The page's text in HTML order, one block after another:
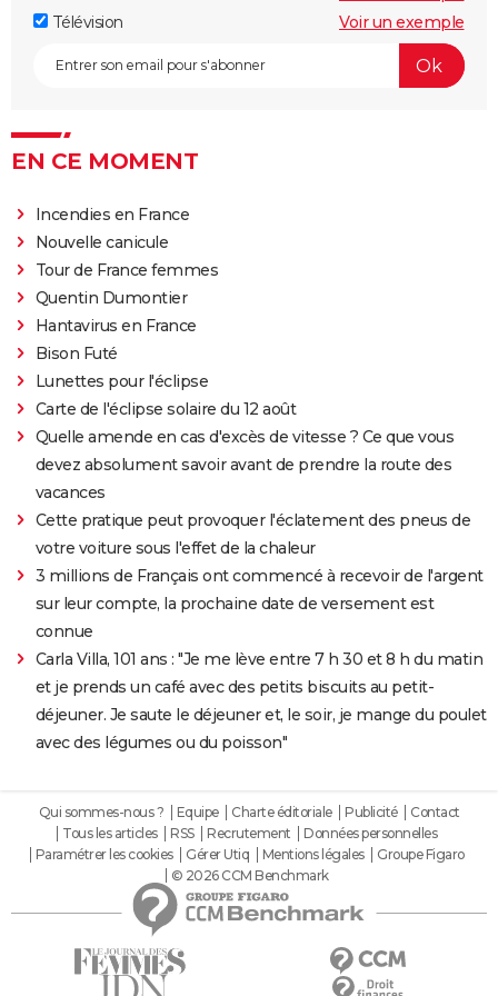
Télévision
Voir un exemple
EN CE MOMENT
Incendies en France
Nouvelle canicule
Tour de France femmes
Quentin Dumontier
Hantavirus en France
Bison Futé
Lunettes pour l'éclipse
Carte de l'éclipse solaire du 12 août
Quelle amende en cas d'excès de vitesse ? Ce que vous
devez absolument savoir avant de prendre la route des
vacances
Cette pratique peut provoquer l'éclatement des pneus de
votre voiture sous l'effet de la chaleur
3 millions de Français ont commencé à recevoir de l'argent
sur leur compte, la prochaine date de versement est
connue
Carla Villa, 101 ans : "Je me lève entre 7 h 30 et 8 h du matin
et je prends un café avec des petits biscuits au petit-
déjeuner. Je saute le déjeuner et, le soir, je mange du poulet
avec des légumes ou du poisson"
Qui sommes-nous ? Equipe Charte éditoriale Publicité
Contact
Tous les articles
RSS Recrutement
Données personnelles
Paramétrer les cookies
Gérer Utiq Mentions légales
Groupe Figaro
© 2026 CCM Benchmark